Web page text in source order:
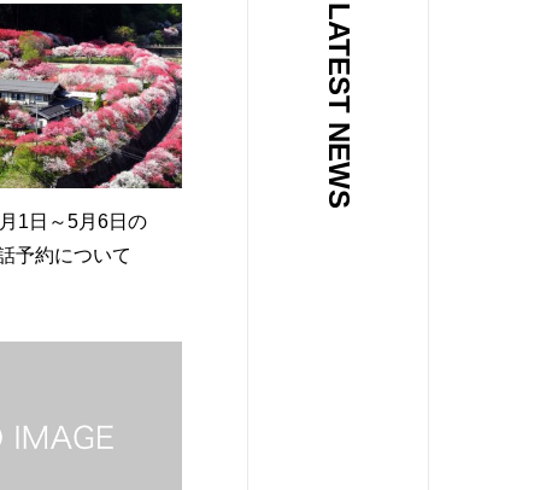
LATEST NEWS
1日～5月6日の
予約について